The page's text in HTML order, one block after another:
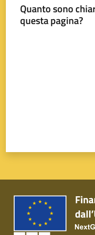
Quanto sono
questa pagina?